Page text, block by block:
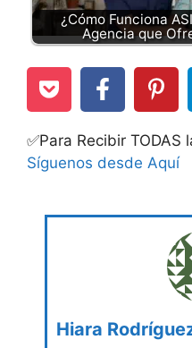
¿Cómo Funciona
Agencia que
✅Para Recibir TODAS
Síguenos desde Aquí
Hiara